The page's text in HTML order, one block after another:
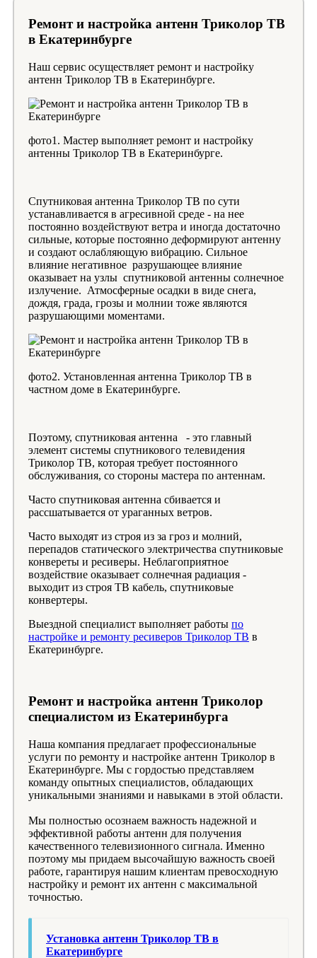
Ремонт и настройка антенн Триколор ТВ
в Екатеринбурге
Наш сервис осуществляет ремонт и настройку
антенн Триколор ТВ в Екатеринбурге.
фото1. Мастер выполняет ремонт и настройку
антенны Триколор ТВ в Екатеринбурге.
Спутниковая антенна Триколор ТВ по сути
устанавливается в агресивной среде - на нее
постоянно воздействуют ветра и иногда достаточно
сильные, которые постоянно деформируют антенну
и создают ослабляющую вибрацию. Сильное
влияние негативное разрушающее влияние
оказывает на узлы спутниковой антенны солнечное
излучение. Атмосферные осадки в виде снега,
дождя, града, грозы и молнии тоже являются
разрушающими моментами.
фото2. Установленная антенна Триколор ТВ в
частном доме в Екатеринбурге.
Поэтому, спутниковая антенна - это главный
элемент системы спутникового телевидения
Триколор ТВ, которая требует постоянного
обслуживания, со стороны мастера по антеннам.
Часто спутниковая антенна сбивается и
рассшатывается от ураганных ветров.
Часто выходят из строя из за гроз и молний,
перепадов статического электричества спутниковые
конвереты и ресиверы. Неблагоприятное
воздействие оказывает солнечная радиация -
выходит из строя ТВ кабель, спутниковые
конвертеры.
Выездной специалист выполняет работы по
настройке и ремонту ресиверов Триколор ТВ в
Екатеринбурге.
Ремонт и настройка антенн Триколор
специалистом из Екатеринбурга
Наша компания предлагает профессиональные
услуги по ремонту и настройке антенн Триколор в
Екатеринбурге. Мы с гордостью представляем
команду опытных специалистов, обладающих
уникальными знаниями и навыками в этой области.
Мы полностью осознаем важность надежной и
эффективной работы антенн для получения
качественного телевизионного сигнала. Именно
поэтому мы придаем высочайшую важность своей
работе, гарантируя нашим клиентам превосходную
настройку и ремонт их антенн с максимальной
точностью.
Установка антенн Триколор ТВ в
Екатеринбурге